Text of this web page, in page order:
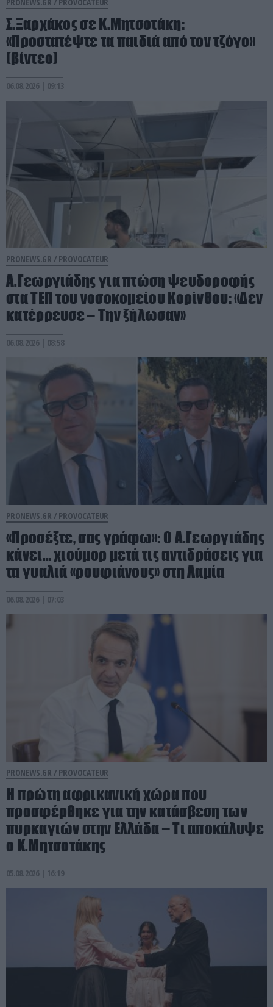
Σ.Ξαρχάκος σε Κ.Μητσοτάκη:
«Προστατέψτε τα παιδιά από τον τζόγο»
(βίντεο)
06.08.2026 | 09:13
PRONEWS.GR / PROVOCATEUR
Α.Γεωργιάδης για πτώση ψευδοροφής
στα ΤΕΠ του νοσοκομείου Κορίνθου: «Δεν
κατέρρευσε – Την ξήλωσαν»
06.08.2026 | 08:58
PRONEWS.GR / PROVOCATEUR
«Προσέξτε, σας γράφω»: Ο Α.Γεωργιάδης
κάνει… χιούμορ μετά τις αντιδράσεις για
τα γυαλιά «ρουφιάνους» στη Λαμία
06.08.2026 | 07:03
PRONEWS.GR / PROVOCATEUR
Η πρώτη αφρικανική χώρα που
προσφέρθηκε για την κατάσβεση των
πυρκαγιών στην Ελλάδα – Τι αποκάλυψε
ο Κ.Μητσοτάκης
05.08.2026 | 16:19